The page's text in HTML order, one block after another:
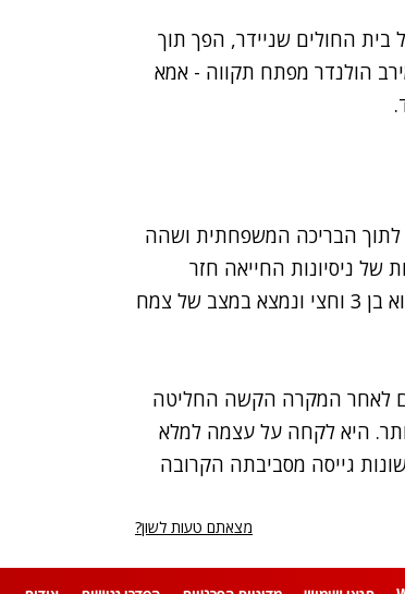
החולים שניידר, הפך תוך
הולנדר מפתח תקווה - אמא
לתוך הבריכה המשפחתית ושהה
למים. הוא נמשה במצב אנוש, ואחרי 20 דקות של ניסיונות החייאה חזר
הדופק אל לבו של הפעוט. כנגד כל הסיכויים יאיר שרד והיום הוא בן 3 וחצי ונמצא במצב של צמח
לאחר המקרה הקשה החליטה
היא לקחה על עצמה למלא
גייסה מסביבתה הקרובה
מצאתם טעות לשון?